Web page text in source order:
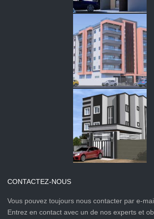
CONTACTEZ-NOUS
Vous pouvez toujours nous contacter par e-
Entrez en contact avec un de nos experts et